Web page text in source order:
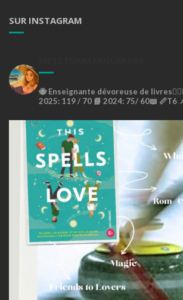
SUR INSTAGRAM
🐝Enseignante dévoreuse de
2025: 119 / 70 📘 2024: 75/ 60📖 📏T6